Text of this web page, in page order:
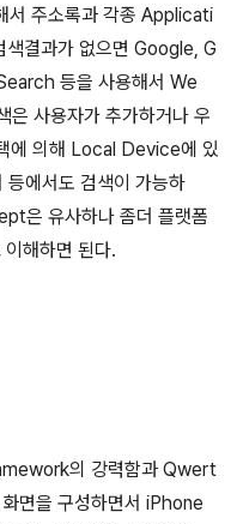
주소록과 각종 Applicati
색결과가 없으면 Google, G
등을 사용해서 We
은 사용자가 추가하거나 우
에 의해 Local Device에 있
에서도 검색이 가능하
은 유사하나 좀더 플랫폼
해하면 된다.
의 강력함과 Qwert
면을 구성하면서 iPhone